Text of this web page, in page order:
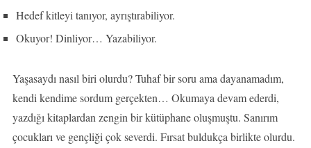
Hedef kitleyi tanıyor, ayrıştırabiliyor.
Okuyor! Dinliyor… Yazabiliyor.
Yaşasaydı nasıl biri olurdu? Tuhaf bir soru ama dayanamadım,
kendi kendime sordum gerçekten… Okumaya devam ederdi,
yazdığı kitaplardan zengin bir kütüphane oluşmuştu. Sanırım
çocukları ve gençliği çok severdi. Fırsat buldukça birlikte olurdu.